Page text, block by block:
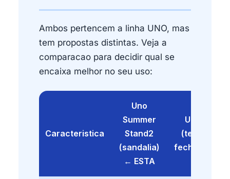
Ambos pertencem a linha UNO, mas
tem propostas distintas. Veja a
comparacao para decidir qual se
encaixa melhor no seu uso:
Caracteristica
Uno
Summer
Stand2
(sandalia)
← ESTA
Uno
(tenis
fechado)